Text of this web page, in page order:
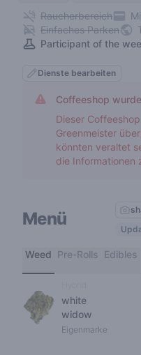
Raucherbereich
Einfaches Parken
Participant of the
Dienste bearbeiten
Coffeeshop
Dieser
Greenmeister
könnten veraltet
die Informationen
Menü
Weed Pre-Rolls Edibles
white
widow
Eigenmarke